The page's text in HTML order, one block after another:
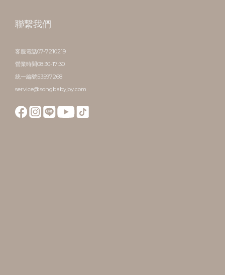
聯繫我們
客服電話07-7210219
營業時間08:30-17:30
統一編號53597268
service@songbabyjoy.com